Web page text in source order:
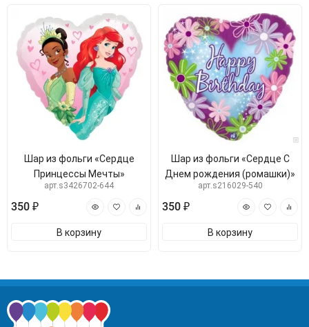
Шар из фольги «Сердце
Принцессы Мечты»
арт.s3426702-644
350 ₽
В корзину
Шар из фольги «Сердце С
Днем рождения (ромашки)»
арт.s216029-540
350 ₽
В корзину